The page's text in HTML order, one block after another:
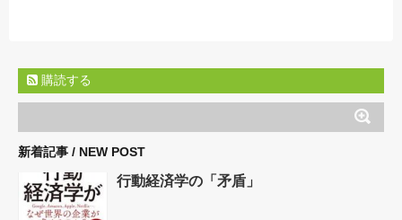
購読する
新着記事 / NEW POST
行動経済学の「矛盾」